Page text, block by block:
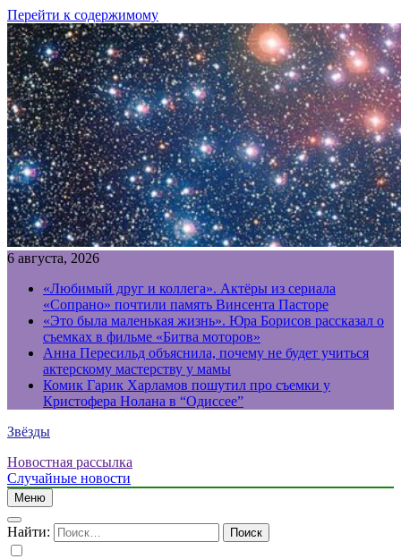
Перейти к содержимому
6 августа, 2026
«Любимый друг и коллега». Актёры из сериала
«Сопрано» почтили память Винсента Пасторе
«Это была маленькая жизнь». Юра Борисов рассказал о
съемках в фильме «Битва моторов»
Анна Пересильд объяснила, почему не будет учиться
актерскому мастерству у мамы
Комик Гарик Харламов пошутил про съемки у
Кристофера Нолана в “Одиссее”
Звёзды
Новостная рассылка
Случайные новости
Меню
Найти: